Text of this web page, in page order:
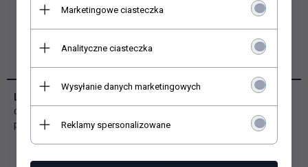
OPIS PRODUKTU
Line Mini
czarnym kloszem. Idealnie eksponuje się z taśmą na czarnym
podkładzie. Profil ma długość 2m
Marketingowe ciasteczka
Analityczne ciasteczka
Wysyłanie danych marketingowych
Reklamy spersonalizowane